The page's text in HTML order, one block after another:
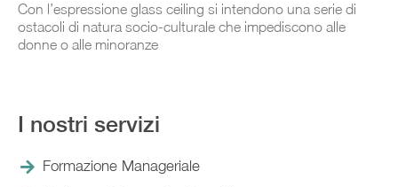
Con l’espressione glass ceiling si intendono una serie di
ostacoli di natura socio-culturale che impediscono alle
donne o alle minoranze
I nostri servizi
Formazione Manageriale